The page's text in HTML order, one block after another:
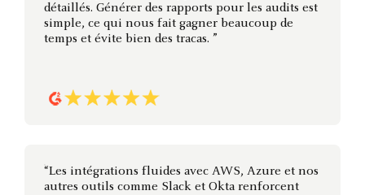
détaillés. Générer des rapports pour les audits est
simple, ce qui nous fait gagner beaucoup de
temps et évite bien des tracas. ”
“Les intégrations fluides avec AWS, Azure et nos
autres outils comme Slack et Okta renforcent